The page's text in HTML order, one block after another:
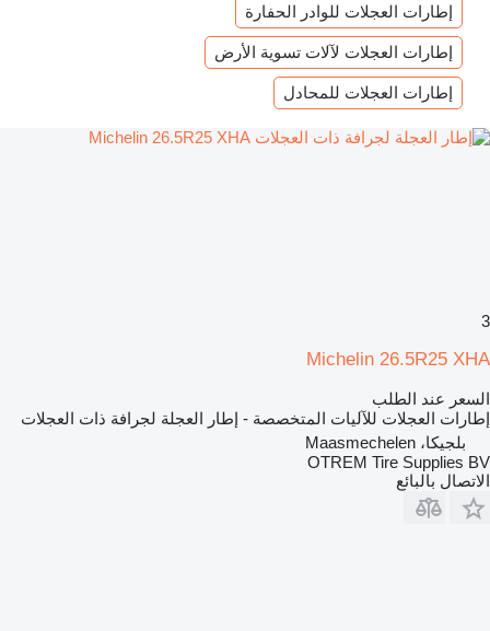
إطارات العجلات للوادر الحفارة
إطارات العجلات لآلات تسوية الأرض
إطارات العجلات للمحادل
3
Michelin 26.5R25 XHA
السعر عند الطلب
إطارات العجلات للآليات المتخصصة - إطار العجلة لجرافة ذات العجلات
بلجيكا، Maasmechelen
OTREM Tire Supplies BV
الاتصال بالبائع